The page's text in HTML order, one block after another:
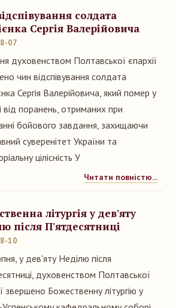
солдата
Сергія Валерійовича
07
духовенством Полтавської єпархії
чин відспівування солдата
Сергія Валерійовича, який помер у
від поранень, отриманих при
бойового завдання, захищаючи
суверенітет України та
цілісність У
Читати повністю...
літургія у дев'яту
після П'ятдесятниці
10
у дев'яту Неділю після
духовенством Полтавської
звершено Божественну літургію у